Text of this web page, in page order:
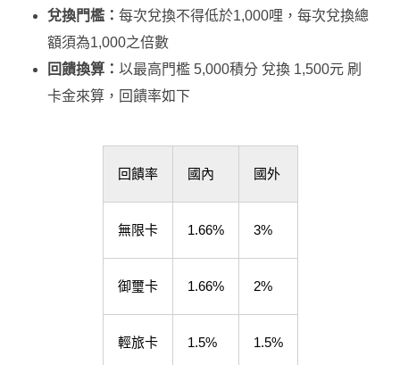
兌換門檻： 每次兌換不得低於1,000哩，每次兌換總
額須為1,000之倍數
回饋換算： 以最高門檻 5,000積分 兌換 1,500元 刷
卡金來算，回饋率如下
回饋率 國內 國外
無限卡 1.66% 3%
御璽卡 1.66% 2%
輕旅卡 1.5% 1.5%